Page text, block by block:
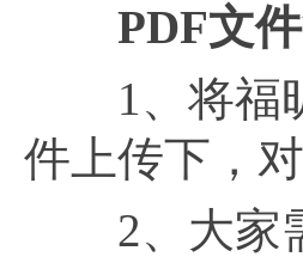
PDF文
1、将福昕
件上传下，
2、大家需